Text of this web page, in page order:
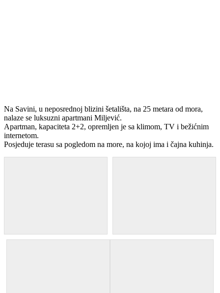
Na Savini, u neposrednoj blizini šetališta, na 25 metara od mora,
nalaze se luksuzni apartmani Miljević.
Apartman, kapaciteta 2+2, opremljen je sa klimom, TV i bežićnim
internetom.
Posjeduje terasu sa pogledom na more, na kojoj ima i čajna kuhinja.